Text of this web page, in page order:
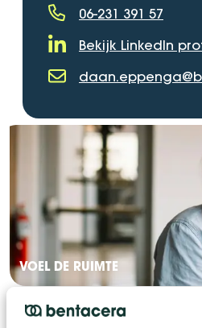
Telefoonnummer
06-231 391 57
LinkedIn Profiel
Bekijk LinkedIn
VOEL DE RUIMTE